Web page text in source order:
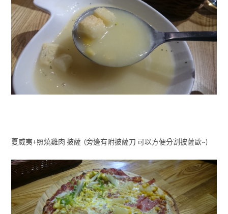
夏威夷+照燒雞肉 披薩 (旁邊有附披薩刀 可以方便分割披薩歐~)